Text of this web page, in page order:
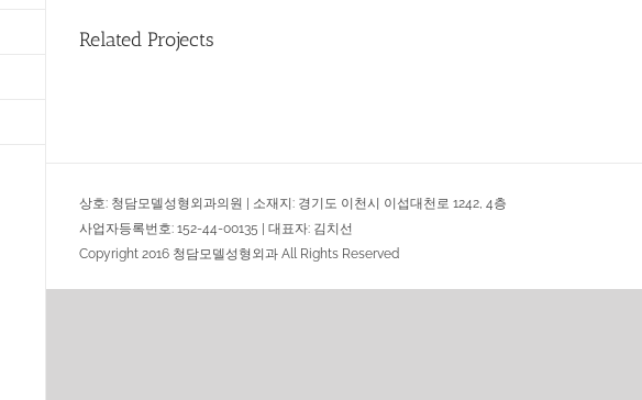
Related Projects
상호: 청담모델성형외과의원 | 소재지: 경기도 이천시 이섭대천로 1242, 4층
사업자등록번호: 152-44-00135 | 대표자: 김치선
Copyright 2016 청담모델성형외과 All Rights Reserved